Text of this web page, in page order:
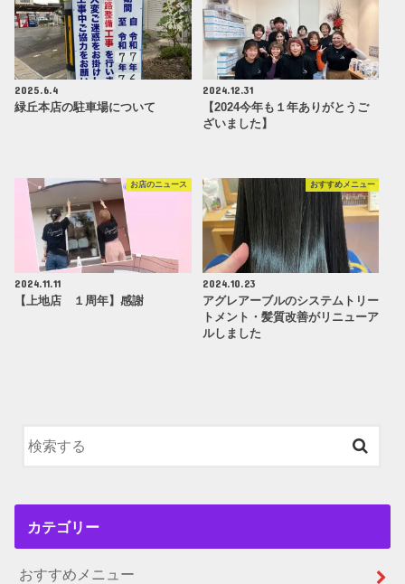
2025.6.4
緑丘本店の駐車場について
2024.12.31
【2024今年も１年ありがとうご
ざいました】
お店のニュース
2024.11.11
【上地店 １周年】感謝
おすすめメニュー
2024.10.23
アグレアーブルのシステムトリー
トメント・髪質改善がリニューア
ルしました
カテゴリー
おすすめメニュー